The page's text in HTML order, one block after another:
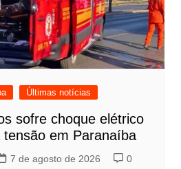
Últimas notícias
sofre choque elétrico
em Paranaíba
7 de agosto de 2026 0